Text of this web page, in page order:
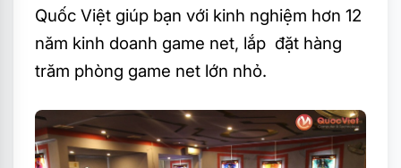
Quốc Việt giúp bạn với kinh nghiệm hơn 12
năm kinh doanh game net, lắp đặt hàng
trăm phòng game net lớn nhỏ.